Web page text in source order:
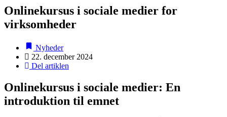
Onlinekursus i sociale medier for
virksomheder
Nyheder
22. december 2024
Del artiklen
Onlinekursus i sociale medier: En
introduktion til emnet